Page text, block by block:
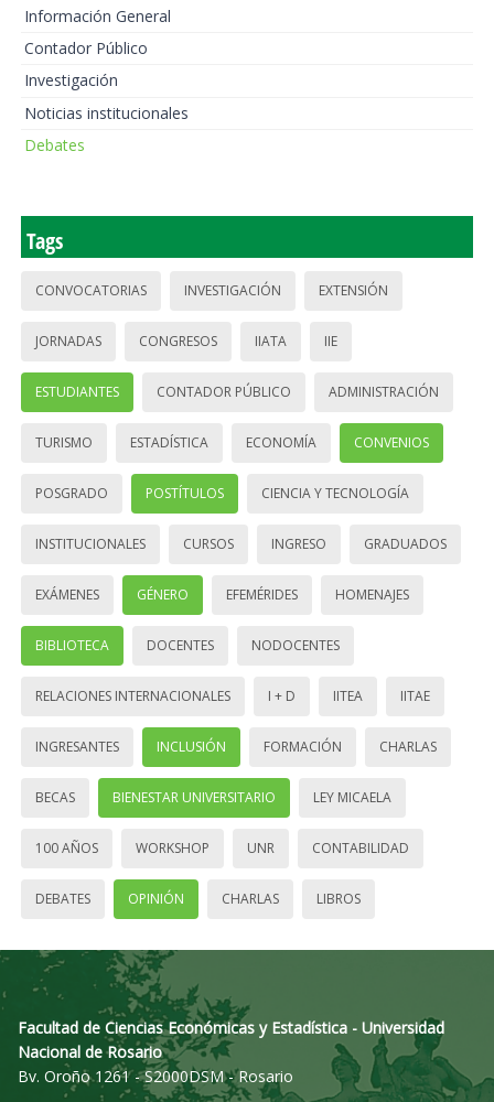
Información General
Contador Público
Investigación
Noticias institucionales
Debates
Tags
CONVOCATORIAS INVESTIGACIÓN EXTENSIÓN
JORNADAS CONGRESOS IIATA IIE
ESTUDIANTES CONTADOR PÚBLICO ADMINISTRACIÓN
TURISMO ESTADÍSTICA ECONOMÍA CONVENIOS
POSGRADO POSTÍTULOS CIENCIA Y TECNOLOGÍA
INSTITUCIONALES CURSOS INGRESO GRADUADOS
EXÁMENES GÉNERO EFEMÉRIDES HOMENAJES
BIBLIOTECA DOCENTES NODOCENTES
RELACIONES INTERNACIONALES I + D IITEA IITAE
INGRESANTES INCLUSIÓN FORMACIÓN CHARLAS
BECAS BIENESTAR UNIVERSITARIO LEY MICAELA
100 AÑOS WORKSHOP UNR CONTABILIDAD
DEBATES OPINIÓN CHARLAS LIBROS
Facultad de Ciencias Económicas y Estadística - Universidad
Nacional de Rosario
Bv. Oroño 1261 - S2000DSM - Rosario